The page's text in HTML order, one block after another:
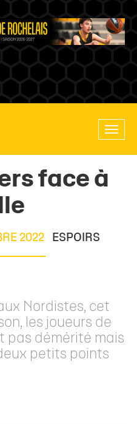
Toggle
face à
2022 ESPOIRS
Nordistes, cet
les joueurs de
pas démérité mais
petits points